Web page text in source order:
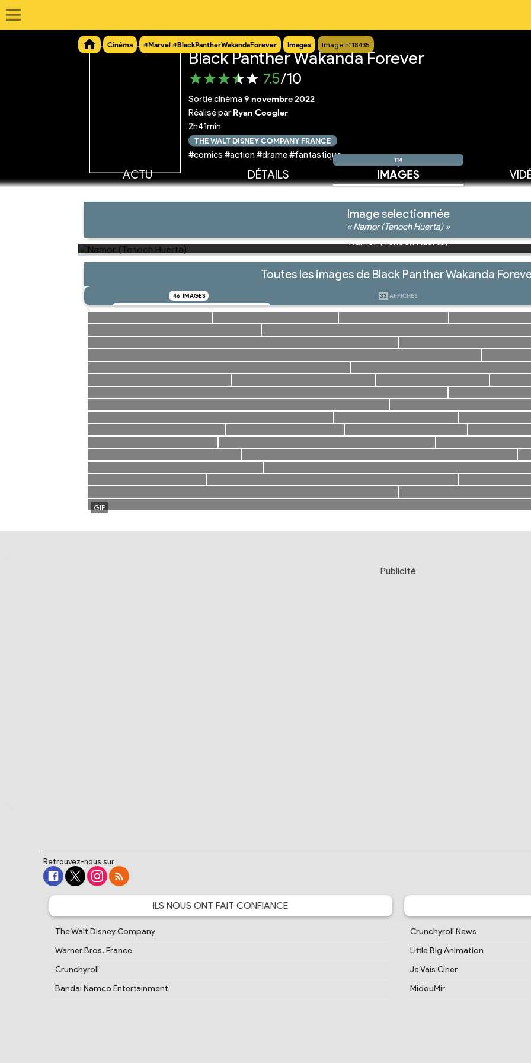
Cinéma #Marvel #BlackPantherWakandaForever Images Image n°18435
Black Panther Wakanda Forever
7.5/10
Sortie cinéma 9 novembre 2022
Réalisé par Ryan Coogler
2h41min
THE WALT DISNEY COMPANY FRANCE
#comics #action #drame #fantastique
ACTU DÉTAILS IMAGES
114
Image selectionnée
« Namor (Tenoch Huerta) »
Namor (Tenoch Huerta)
Toutes les images de Black Panther Wakanda
46 IMAGES 33 AFFICHES
Publicité
Retrouvez-nous sur :
ILS NOUS ONT FAIT CONFIANCE
The Walt Disney Company
Warner Bros. France
Crunchyroll
Bandai Namco Entertainment
Crunchyroll News
Little Big Animation
Je Vais Ciner
MidouMir